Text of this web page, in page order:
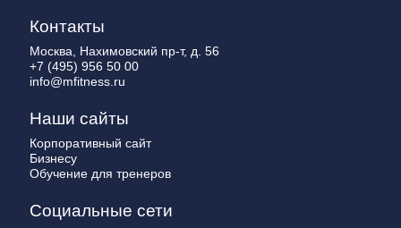
Контакты
Москва, Нахимовский пр-т, д. 56
+7 (495) 956 50 00
info@mfitness.ru
Наши сайты
Корпоративный сайт
Бизнесу
Обучение для тренеров
Социальные сети